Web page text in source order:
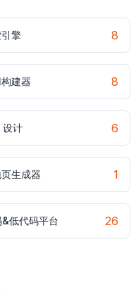
擎 8
建器 8
设计 6
生成器 1
低代码平台 26